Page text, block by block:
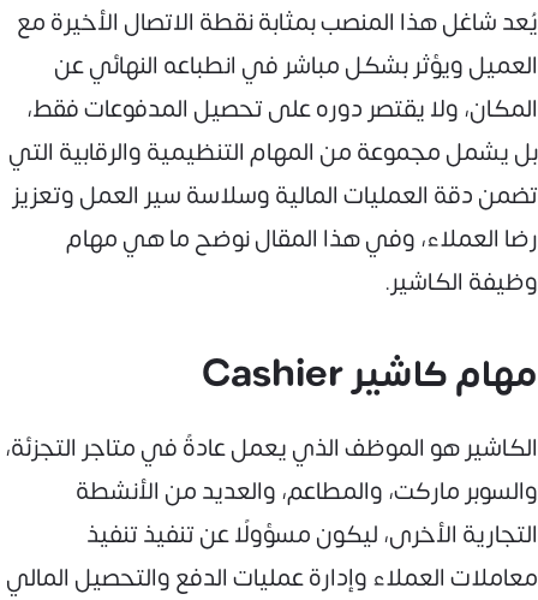
يُعد شاغل هذا المنصب بمثابة نقطة الاتصال الأخيرة مع
العميل ويؤثر بشكل مباشر في انطباعه النهائي عن
المكان، ولا يقتصر دوره على تحصيل المدفوعات فقط،
بل يشمل مجموعة من المهام التنظيمية والرقابية التي
تضمن دقة العمليات المالية وسلاسة سير العمل وتعزيز
رضا العملاء، وفي هذا المقال نوضح ما هي مهام
وظيفة الكاشير.
مهام كاشير Cashier
الكاشير هو الموظف الذي يعمل عادةً في متاجر التجزئة،
والسوبر ماركت، والمطاعم، والعديد من الأنشطة
التجارية الأخرى، ليكون مسؤولًا عن تنفيذ تنفيذ
معاملات العملاء وإدارة عمليات الدفع والتحصيل المالي